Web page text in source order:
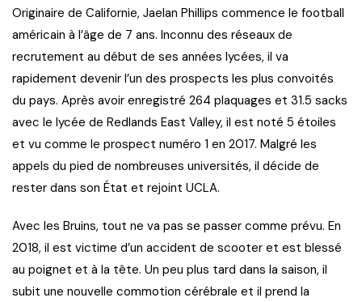
Originaire de Californie, Jaelan Phillips commence le football
américain à l’âge de 7 ans. Inconnu des réseaux de
recrutement au début de ses années lycées, il va
rapidement devenir l’un des prospects les plus convoités
du pays. Après avoir enregistré 264 plaquages et 31.5 sacks
avec le lycée de Redlands East Valley, il est noté 5 étoiles
et vu comme le prospect numéro 1 en 2017. Malgré les
appels du pied de nombreuses universités, il décide de
rester dans son État et rejoint UCLA.
Avec les Bruins, tout ne va pas se passer comme prévu. En
2018, il est victime d’un accident de scooter et est blessé
au poignet et à la tête. Un peu plus tard dans la saison, il
subit une nouvelle commotion cérébrale et il prend la